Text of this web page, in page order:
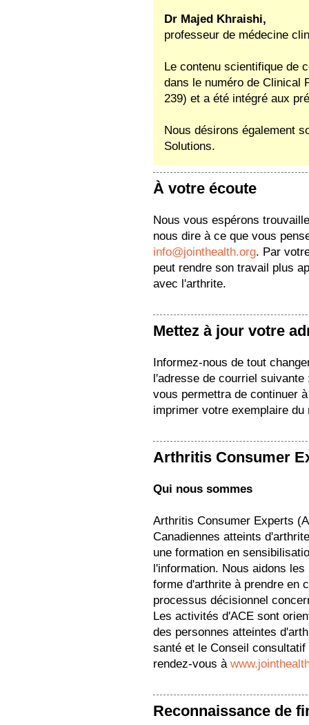
Dr Majed Khraishi,
professeur de médecine
Le contenu scientifique de
dans le numéro de Clinical
239) et a été intégré aux
Nous désirons également
Solutions.
À votre écoute
Nous vous espérons
nous dire à ce que vous
info@jointhealth.org. Par
peut rendre son travail plus
avec l'arthrite.
Mettez à jour votre
Informez-nous de tout
l'adresse de courriel
vous permettra de continuer
imprimer votre exemplaire
Arthritis Consumer
Qui nous sommes
Arthritis Consumer Experts
Canadiennes atteints
une formation en
l'information. Nous aidons
forme d'arthrite à prendre en
processus décisionnel
Les activités d'ACE sont
des personnes atteintes
santé et le Conseil
rendez-vous à
Reconnaissance de